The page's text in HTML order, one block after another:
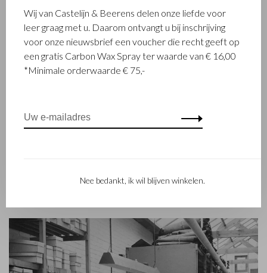
FAMILIEBEDRIJF
Het in Waalwijk gevestigde Castelijn & Beerens is een
gerenommeerd familiebedrijf dat al sinds 1945 luxe
lederwaren ontwerpt en vervaardigt. Het bedrijf werd
Inmiddels staat de 3e generatie – Babette en Martijn
Beerens - aan het roer en geniet Castelijn & Beerens
dat in 2012 werd gelanceerd.
Wij van Castelijn & Beerens delen onze liefde voor
leer graag met u. Daarom ontvangt u bij inschrijving
voor onze nieuwsbrief een voucher die recht geeft op
een gratis Carbon Wax Spray ter waarde van € 16,00
*Minimale orderwaarde € 75,-
Nee bedankt, ik wil blijven winkelen.